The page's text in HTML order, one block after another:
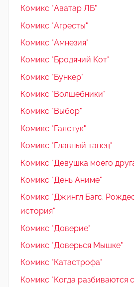
Комикс "Аватар ЛБ"
Комикс "Агресты"
Комикс "Амнезия"
Комикс "Бродячий Кот"
Комикс "Бункер"
Комикс "Волшебники"
Комикс "Выбор"
Комикс "Галстук"
Комикс "Главный танец"
Комикс "Девушка моего
Комикс "День Аниме"
Комикс "Джингл Багс.
история"
Комикс "Доверие"
Комикс "Доверься Мышке"
Комикс "Катастрофа"
Комикс "Когда разбиваются